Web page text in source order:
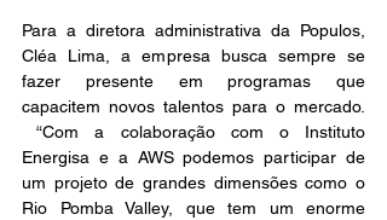
Para a diretora administrativa da Populos,
Cléa Lima, a empresa busca sempre se
fazer presente em programas que
capacitem novos talentos para o mercado.
“Com a colaboração com o Instituto
Energisa e a AWS podemos participar de
um projeto de grandes dimensões como o
Rio Pomba Valley, que tem um enorme